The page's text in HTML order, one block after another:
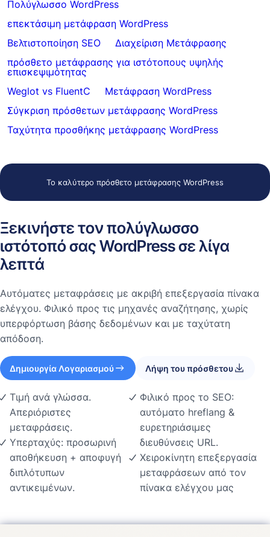
Πολύγλωσσο WordPress
επεκτάσιμη μετάφραση WordPress
Βελτιστοποίηση SEO
Διαχείριση Μετάφρασης
πρόσθετο μετάφρασης για ιστότοπους υψηλής
επισκεψιμότητας
Weglot vs FluentC
Μετάφραση WordPress
Σύγκριση πρόσθετων μετάφρασης WordPress
Ταχύτητα προσθήκης μετάφρασης WordPress
Το καλύτερο πρόσθετο μετάφρασης WordPress
Ξεκινήστε τον πολύγλωσσο
ιστότοπό σας WordPress σε λίγα
λεπτά
Αυτόματες μεταφράσεις με ακριβή επεξεργασία πίνακα
ελέγχου. Φιλικό προς τις μηχανές αναζήτησης, χωρίς
υπερφόρτωση βάσης δεδομένων και με ταχύτατη
απόδοση.
Δημιουργία Λογαριασμού Λήψη του πρόσθετου
Τιμή ανά γλώσσα.
Απεριόριστες
μεταφράσεις.
Υπερταχύς: προσωρινή
αποθήκευση + αποφυγή
διπλότυπων
αντικειμένων.
Φιλικό προς το SEO:
αυτόματο hreflang &
ευρετηριάσιμες
διευθύνσεις URL.
Χειροκίνητη επεξεργασία
μεταφράσεων από τον
πίνακα ελέγχου μας